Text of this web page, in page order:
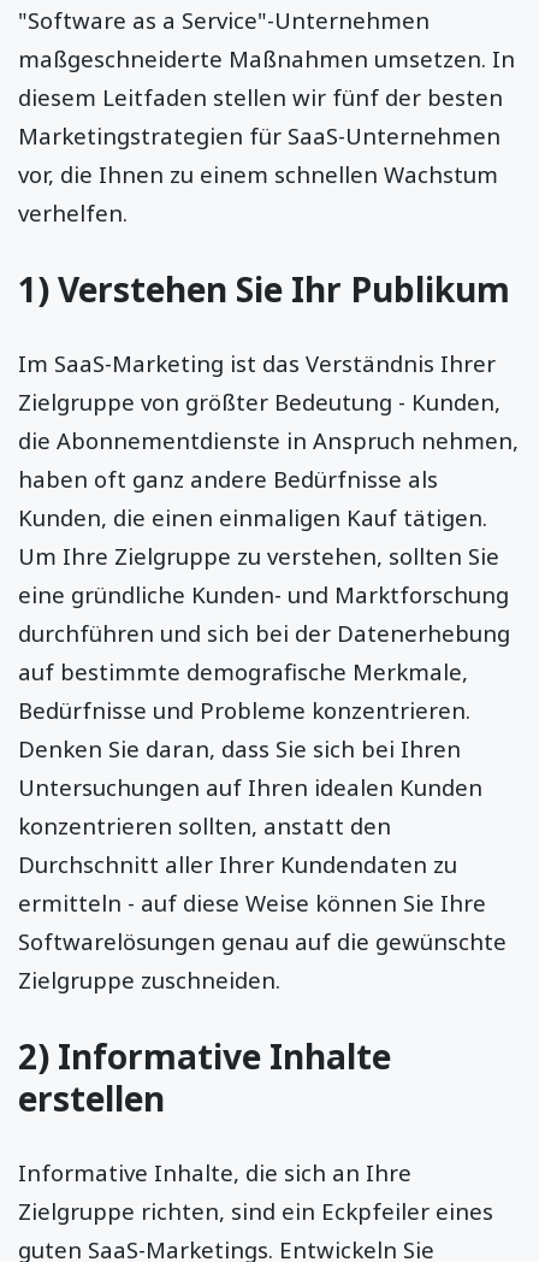
"Software as a Service"-Unternehmen
maßgeschneiderte Maßnahmen umsetzen. In
diesem Leitfaden stellen wir fünf der besten
Marketingstrategien für SaaS-Unternehmen
vor, die Ihnen zu einem schnellen Wachstum
verhelfen.
1) Verstehen Sie Ihr Publikum
Im SaaS-Marketing ist das Verständnis Ihrer
Zielgruppe von größter Bedeutung - Kunden,
die Abonnementdienste in Anspruch nehmen,
haben oft ganz andere Bedürfnisse als
Kunden, die einen einmaligen Kauf tätigen.
Um Ihre Zielgruppe zu verstehen, sollten Sie
eine gründliche Kunden- und Marktforschung
durchführen und sich bei der Datenerhebung
auf bestimmte demografische Merkmale,
Bedürfnisse und Probleme konzentrieren.
Denken Sie daran, dass Sie sich bei Ihren
Untersuchungen auf Ihren idealen Kunden
konzentrieren sollten, anstatt den
Durchschnitt aller Ihrer Kundendaten zu
ermitteln - auf diese Weise können Sie Ihre
Softwarelösungen genau auf die gewünschte
Zielgruppe zuschneiden.
2) Informative Inhalte
erstellen
Informative Inhalte, die sich an Ihre
Zielgruppe richten, sind ein Eckpfeiler eines
guten SaaS-Marketings. Entwickeln Sie